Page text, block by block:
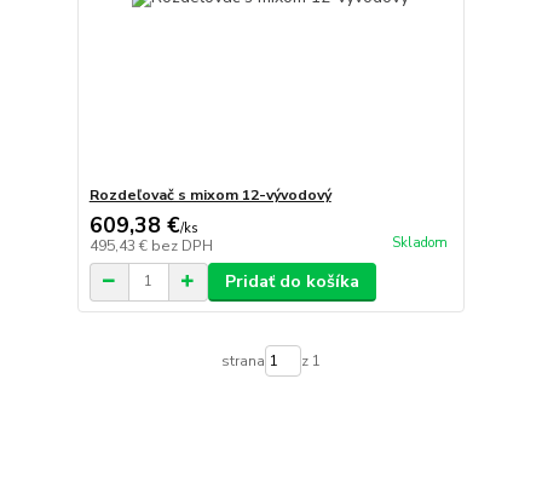
Rozdeľovač s mixom 12-vývodový
609,38 €/ks
495,43 € bez DPH Skladom
Pridať do košíka
strana z 1